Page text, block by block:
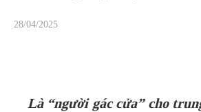
28/04/2025
Là “người gác cửa” cho